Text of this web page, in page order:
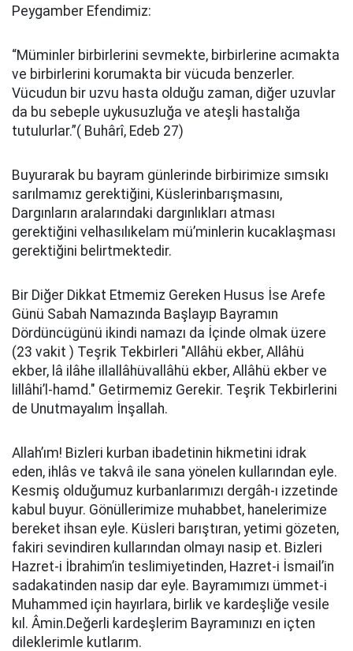
Peygamber Efendimiz:
“Müminler birbirlerini sevmekte, birbirlerine acımakta
ve birbirlerini korumakta bir vücuda benzerler.
Vücudun bir uzvu hasta olduğu zaman, diğer uzuvlar
da bu sebeple uykusuzluğa ve ateşli hastalığa
tutulurlar.”( Buhârî, Edeb 27)
Buyurarak bu bayram günlerinde birbirimize sımsıkı
sarılmamız gerektiğini, Küslerinbarışmasını,
Dargınların aralarındaki dargınlıkları atması
gerektiğini velhasılıkelam mü’minlerin kucaklaşması
gerektiğini belirtmektedir.
Bir Diğer Dikkat Etmemiz Gereken Husus İse Arefe
Günü Sabah Namazında Başlayıp Bayramın
Dördüncügünü ikindi namazı da İçinde olmak üzere
(23 vakit ) Teşrik Tekbirleri "Allâhü ekber, Allâhü
ekber, lâ ilâhe illallâhüvallâhü ekber, Allâhü ekber ve
lillâhi’l-hamd." Getirmemiz Gerekir. Teşrik Tekbirlerini
de Unutmayalım İnşallah.
Allah’ım! Bizleri kurban ibadetinin hikmetini idrak
eden, ihlâs ve takvâ ile sana yönelen kullarından eyle.
Kesmiş olduğumuz kurbanlarımızı dergâh-ı izzetinde
kabul buyur. Gönüllerimize muhabbet, hanelerimize
bereket ihsan eyle. Küsleri barıştıran, yetimi gözeten,
fakiri sevindiren kullarından olmayı nasip et. Bizleri
Hazret-i İbrahim’in teslimiyetinden, Hazret-i İsmail’in
sadakatinden nasip dar eyle. Bayramımızı ümmet-i
Muhammed için hayırlara, birlik ve kardeşliğe vesile
kıl. Âmin.Değerli kardeşlerim Bayramınızı en içten
dileklerimle kutlarım.